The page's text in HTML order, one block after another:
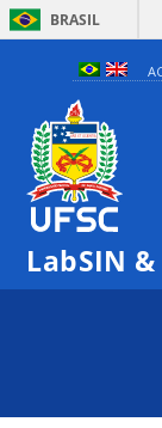
BRASIL
LabSIN